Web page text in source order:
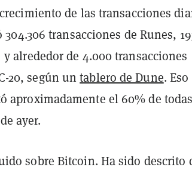
de las transacciones
transacciones de Runes,
alrededor de 4.000 transacciones
20, según untablero de Dune. Eso
aproximadamente el 60% de
ayer.
sobre Bitcoin. Ha sido descrito